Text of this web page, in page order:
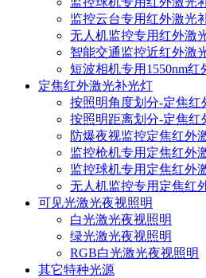
监控云台专用红外激光
无人机监控专用红外激
智能交通监控近红外激
短波相机专用1550nm红
定焦红外激光补光灯
按照明角度划分-定焦红
按照明距离划分-定焦红
防爆夜视监控定焦红外
监控枪机专用定焦红外
监控球机专用定焦红外
无人机监控专用定焦红
可见光激光夜视照明
白光激光夜视照明
绿光激光夜视照明
RGB白光激光夜视照明
其它特种光源